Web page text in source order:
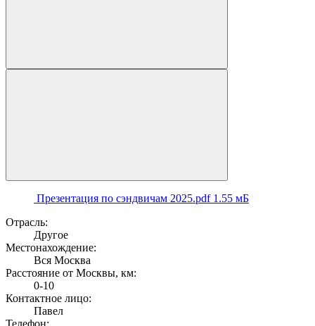
Презентация по сэндвичам 2025.pdf 1.55 мБ
Отрасль:
Другое
Местонахождение:
Вся Москва
Расстояние от Москвы, км:
0-10
Контактное лицо:
Павел
Телефон: